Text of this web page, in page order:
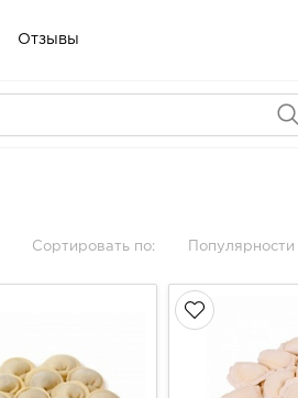
Отзывы
Сортировать по: Популярности